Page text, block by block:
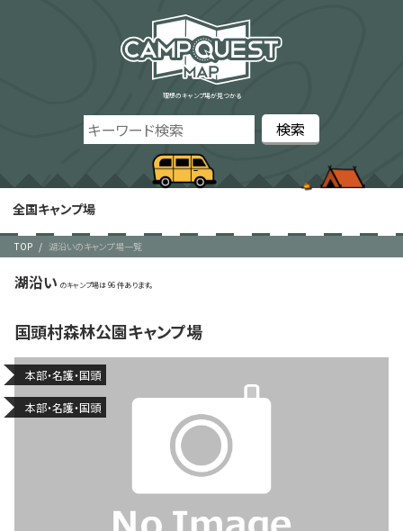
理想のキャンプ場が見つかる
全国キャンプ場
TOP 湖沿いのキャンプ場一覧
湖沿い 96
国頭村森林公園キャンプ場
本部・名護・国頭
本部・名護・国頭